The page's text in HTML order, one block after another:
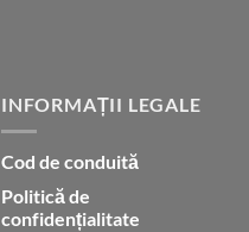
INFORMAȚII LEGALE
Cod de conduită
Politică de
confidențialitate